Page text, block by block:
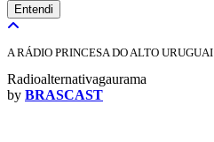
Entendi
A RÁDIO PRINCESA DO ALTO URUGUAI.
Radioalternativagaurama
by BRASCAST